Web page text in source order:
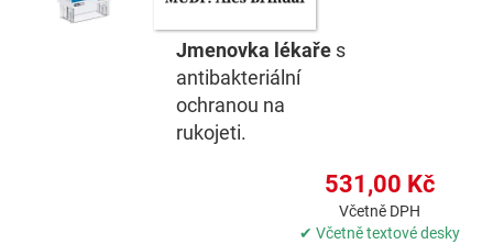
Jmenovka lékaře s
antibakteriální
ochranou na
rukojeti.
531,00 Kč
Včetně DPH
✔ Včetně textové desky